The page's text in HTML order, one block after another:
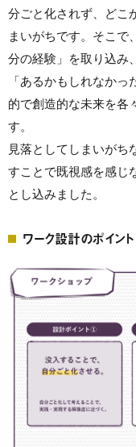
分ごと化されず、どこ
まいがちです。そこで
分の経験」を取り込み
「あるかもしれなか
的で創造的な未来を各
す。
見落としてしまいがち
すことで既視感を感じ
とし込みました。
ワーク設計のポイント